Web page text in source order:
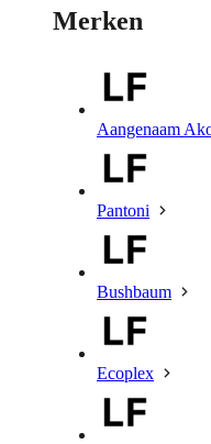
Merken
Aangenaam
Pantoni
Bushbaum
Ecoplex